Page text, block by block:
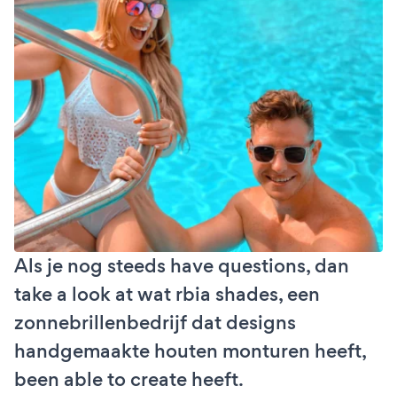
Als je nog steeds have questions, dan
take a look at wat rbia shades, een
zonnebrillenbedrijf dat designs
handgemaakte houten monturen heeft,
been able to create heeft.